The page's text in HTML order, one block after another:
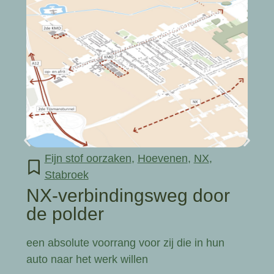
Fijn stof oorzaken, Hoevenen, NX,
Stabroek
NX-verbindingsweg door
de polder
een absolute voorrang voor zij die in hun
auto naar het werk willen